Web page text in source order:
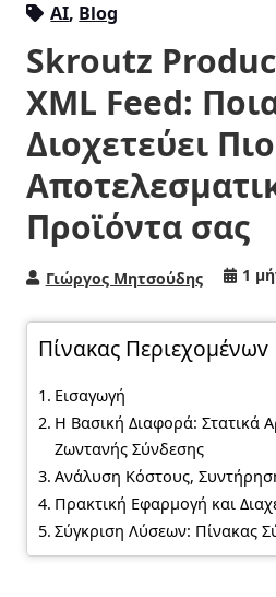
AI, Blog
Skroutz
XML Feed:
Διοχετεύει Πιο
Προϊόντα σας
Γιώργος Μητσούδης 1
Πίνακας Περιεχομένωv
Εισαγωγή
Η Βασική Διαφορά: Στατικά
Ζωντανής Σύνδεσης
Ανάλυση Κόστους,
Πρακτική Εφαρμογή και
Σύγκριση Λύσεων: Πίνακας